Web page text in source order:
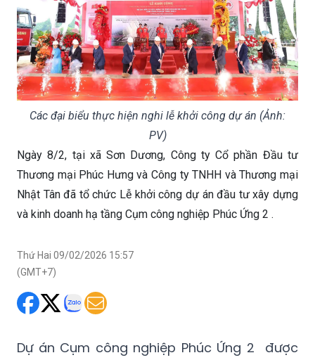
Các đại biểu thực hiện nghi lễ khởi công dự án (Ảnh:
PV)
Ngày 8/2, tại xã Sơn Dương, Công ty Cổ phần Đầu tư
Thương mại Phúc Hưng và Công ty TNHH và Thương mại
Nhật Tân đã tổ chức Lễ khởi công dự án đầu tư xây dựng
và kinh doanh hạ tầng Cụm công nghiệp Phúc Ứng 2 .
Thứ Hai 09/02/2026 15:57
(GMT+7)
Dự án Cụm công nghiệp Phúc Ứng 2 được